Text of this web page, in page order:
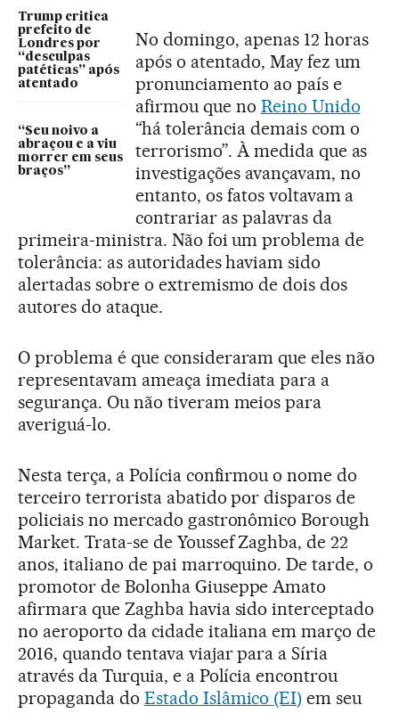
Trump critica
prefeito de
Londres por
“desculpas
patéticas” após
atentado
“Seu noivo a
abraçou e a viu
morrer em seus
braços”
No domingo, apenas 12 horas
após o atentado, May fez um
pronunciamento ao país e
afirmou que no Reino Unido
“há tolerância demais com o
terrorismo”. À medida que as
investigações avançavam, no
entanto, os fatos voltavam a
contrariar as palavras da
primeira-ministra. Não foi um problema de
tolerância: as autoridades haviam sido
alertadas sobre o extremismo de dois dos
autores do ataque.
O problema é que consideraram que eles não
representavam ameaça imediata para a
segurança. Ou não tiveram meios para
averiguá-lo.
Nesta terça, a Polícia confirmou o nome do
terceiro terrorista abatido por disparos de
policiais no mercado gastronômico Borough
Market. Trata-se de Youssef Zaghba, de 22
anos, italiano de pai marroquino. De tarde, o
promotor de Bolonha Giuseppe Amato
afirmara que Zaghba havia sido interceptado
no aeroporto da cidade italiana em março de
2016, quando tentava viajar para a Síria
através da Turquia, e a Polícia encontrou
propaganda do Estado Islâmico (EI) em seu